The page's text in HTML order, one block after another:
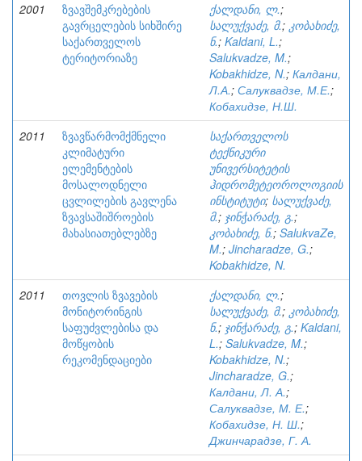
2001
ზვავშემკრებების
გავრცელების სიხშირე
საქართველოს
ტერიტორიაზე
ქალდანი, ლ.;
სალუქვაძე, მ.; კობახიძე,
ნ.; Kaldani, L.;
Salukvadze, M.;
Kobakhidze, N.; Калдани,
Л.А.; Салуквадзе, М.Е.;
Кобахидзе, Н.Ш.
2011
ზვავწარმომქმნელი
კლიმატური
ელემენტების
მოსალოდნელი
ცვლილების გავლენა
ზვავსაშიშროების
მახასიათებლებზე
საქართველოს
ტექნიკური
უნივერსიტეტის
ჰიდრომეტეოროლოგიის
ინსტიტუტი; სალუქვაძე,
მ.; ჯინჭარაძე, გ.;
კობახიძე, ნ.; SalukvaZe,
M.; Jincharadze, G.;
Kobakhidze, N.
2011
თოვლის ზვავების
მონიტორინგის
საფუძვლებისა და
მოწყობის
რეკომენდაციები
ქალდანი, ლ.;
სალუქვაძე, მ.; კობახიძე,
ნ.; ჯინჭარაძე, გ.; Kaldani,
L.; Salukvadze, M.;
Kobakhidze, N.;
Jincharadze, G.;
Калдани, Л. А.;
Салуквадзе, М. Е.;
Кобахидзе, Н. Ш.;
Джинчарадзе, Г. А.